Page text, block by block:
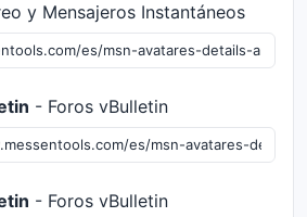
y Mensajeros Instantáneos
- Foros vBulletin
- Foros vBulletin